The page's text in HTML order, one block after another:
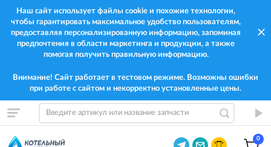
Наш сайт использует файлы cookie и похожие технологии,
чтобы гарантировать максимальное удобство пользователям,
предоставляя персонализированную информацию, запоминая
предпочтения в области маркетинга и продукции, а также
помогая получить правильную информацию.
Внимание! Сайт работает в тестовом режиме. Возможны ошибки
при работе с сайтом и некорректно установленные цены.
0